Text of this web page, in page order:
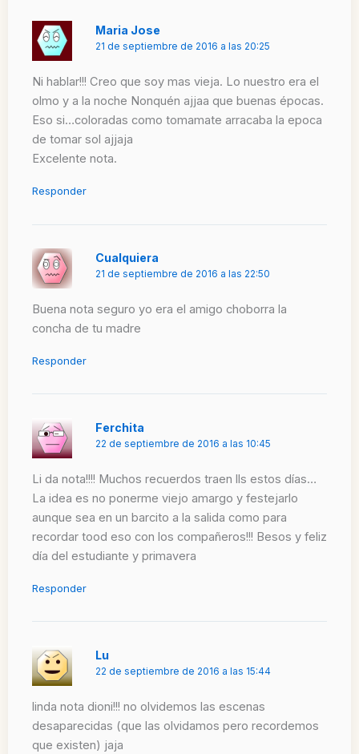
Maria Jose
21 de septiembre de 2016 a las 20:25
Ni hablar!!! Creo que soy mas vieja. Lo nuestro era el
olmo y a la noche Nonquén ajjaa que buenas épocas.
Eso si…coloradas como tomamate arracaba la epoca
de tomar sol ajjaja
Excelente nota.
Responder
Cualquiera
21 de septiembre de 2016 a las 22:50
Buena nota seguro yo era el amigo choborra la
concha de tu madre
Responder
Ferchita
22 de septiembre de 2016 a las 10:45
Li da nota!!!! Muchos recuerdos traen lls estos días…
La idea es no ponerme viejo amargo y festejarlo
aunque sea en un barcito a la salida como para
recordar tood eso con los compañeros!!! Besos y feliz
día del estudiante y primavera
Responder
Lu
22 de septiembre de 2016 a las 15:44
linda nota dioni!!! no olvidemos las escenas
desaparecidas (que las olvidamos pero recordemos
que existen) jaja